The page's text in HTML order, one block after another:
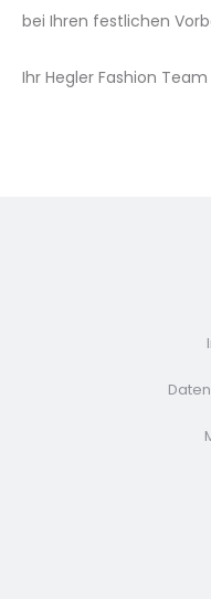
bei Ihren festlichen
Ihr Hegler Fashion Team